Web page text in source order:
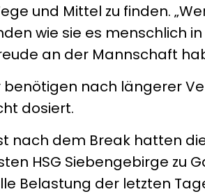
und Mittel zu finden.
wie sie es menschlich
an der Mannschaft
benötigen nach längerer
dosiert.
nach dem Break hatten
HSG Siebengebirge zu
Belastung der letzten